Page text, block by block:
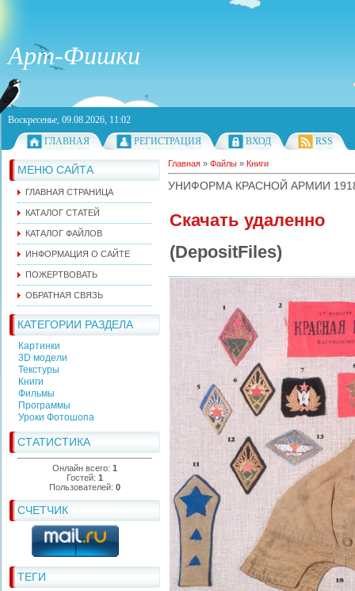
Арт-Фишки
Воскресенье, 09.08.2026, 11:02
ГЛАВНАЯ
РЕГИСТРАЦИЯ ВХОД RSS
МЕНЮ САЙТА
ГЛАВНАЯ СТРАНИЦА
КАТАЛОГ СТАТЕЙ
КАТАЛОГ ФАЙЛОВ
ИНФОРМАЦИЯ О САЙТЕ
ПОЖЕРТВОВАТЬ
ОБРАТНАЯ СВЯЗЬ
КАТЕГОРИИ РАЗДЕЛА
Картинки
3D модели
Текстуры
Книги
Фильмы
Программы
Уроки Фотошопа
СТАТИСТИКА
Онлайн всего: 1
Гостей: 1
Пользователей: 0
СЧЕТЧИК
ТЕГИ
Главная » Файлы » Книги
УНИФОРМА КРАСНОЙ АРМИИ
Скачать удаленно
(DepositFiles)